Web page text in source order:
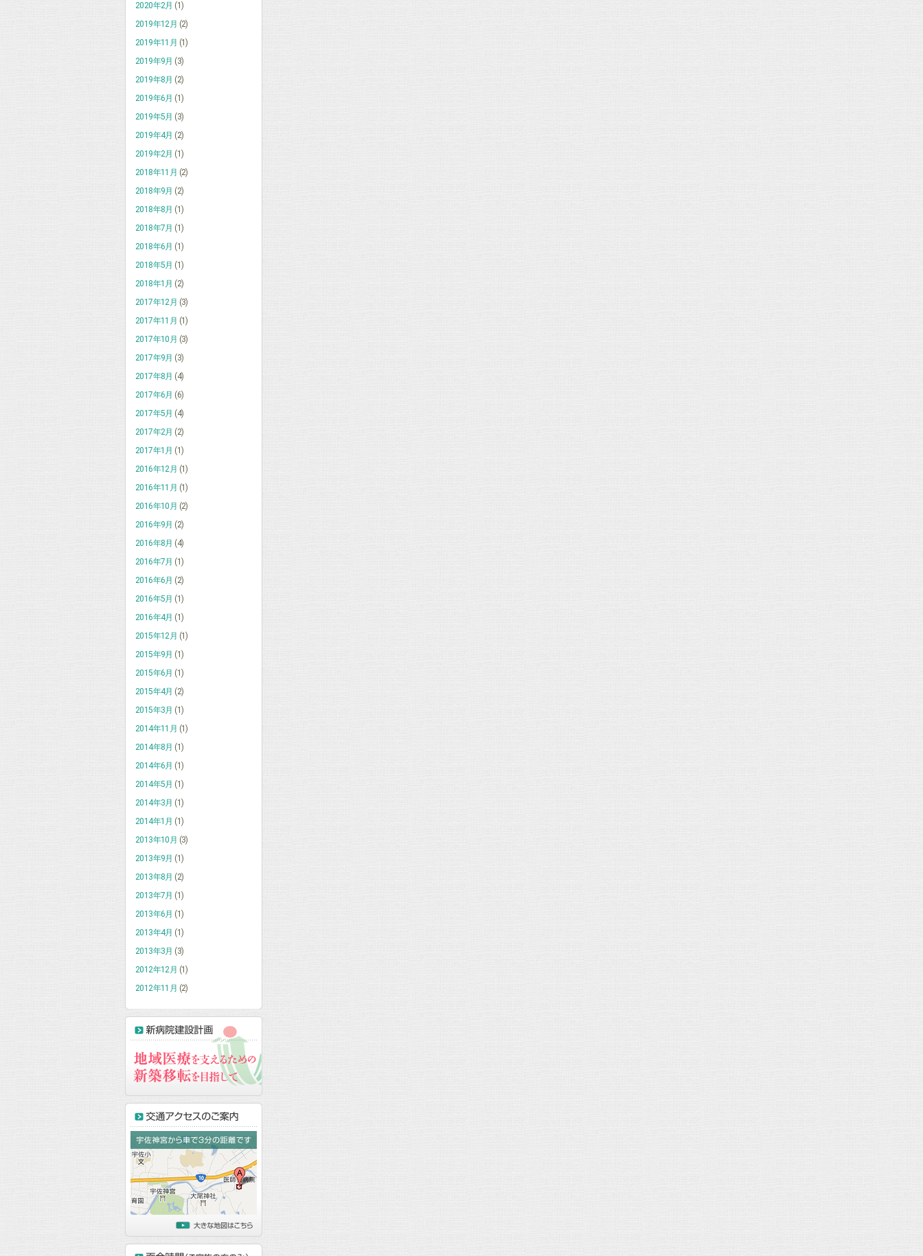
2020年2月 (1)
2019年12月 (2)
2019年11月 (1)
2019年9月 (3)
2019年8月 (2)
2019年6月 (1)
2019年5月 (3)
2019年4月 (2)
2019年2月 (1)
2018年11月 (2)
2018年9月 (2)
2018年8月 (1)
2018年7月 (1)
2018年6月 (1)
2018年5月 (1)
2018年1月 (2)
2017年12月 (3)
2017年11月 (1)
2017年10月 (3)
2017年9月 (3)
2017年8月 (4)
2017年6月 (6)
2017年5月 (4)
2017年2月 (2)
2017年1月 (1)
2016年12月 (1)
2016年11月 (1)
2016年10月 (2)
2016年9月 (2)
2016年8月 (4)
2016年7月 (1)
2016年6月 (2)
2016年5月 (1)
2016年4月 (1)
2015年12月 (1)
2015年9月 (1)
2015年6月 (1)
2015年4月 (2)
2015年3月 (1)
2014年11月 (1)
2014年8月 (1)
2014年6月 (1)
2014年5月 (1)
2014年3月 (1)
2014年1月 (1)
2013年10月 (3)
2013年9月 (1)
2013年8月 (2)
2013年7月 (1)
2013年6月 (1)
2013年4月 (1)
2013年3月 (3)
2012年12月 (1)
2012年11月 (2)